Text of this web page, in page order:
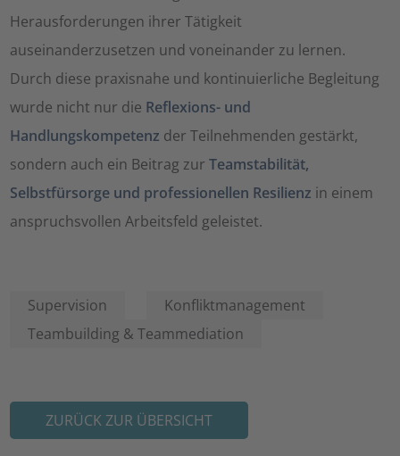
Herausforderungen ihrer Tätigkeit
auseinanderzusetzen und voneinander zu lernen.
Durch diese praxisnahe und kontinuierliche Begleitung
wurde nicht nur die Reflexions- und
Handlungskompetenz der Teilnehmenden gestärkt,
sondern auch ein Beitrag zurTeamstabilität,
Selbstfürsorge und professionellen Resilienz in einem
anspruchsvollen Arbeitsfeld geleistet.
Supervision
Konfliktmanagement
Teambuilding & Teammediation
ZURÜCK ZUR ÜBERSICHT